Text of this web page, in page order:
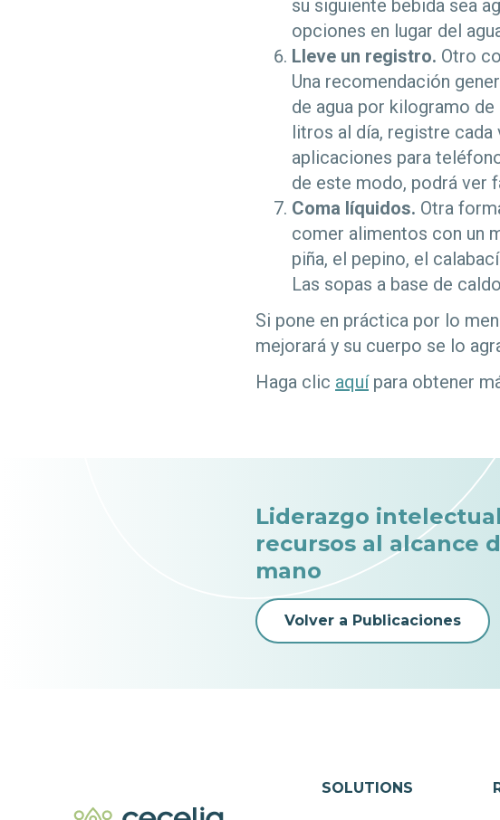
su siguiente bebida sea
opciones en lugar del
Lleve un registro. Otro
Una recomendación
de agua por kilogramo
litros al día, registre cada
aplicaciones para
de este modo, podrá ver
Coma líquidos. Otra
comer alimentos con un
piña, el pepino, el
Las sopas a base de
Si pone en práctica por lo
mejorará y su cuerpo se lo
Haga clic aquípara obtener
Liderazgo
recursos al alcance
mano
Volver a Publicaciones
SOLUTIONS